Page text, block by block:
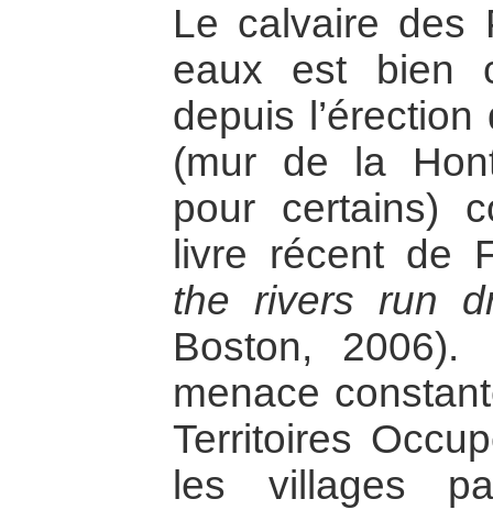
Le calvaire des
eaux est bien
depuis
(mur de la
pour certains)
livre récent de
the rivers run
Boston,
menace
Territoires
les villages